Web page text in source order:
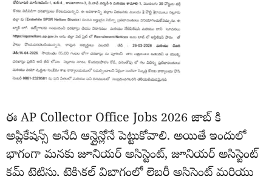
ఈ AP Collector Office Jobs 2026 జాబ్ కి
అప్లికేషన్స్ అనేది ఆన్లైన్లోనే పెట్టుకోవాలి. అయితే ఇందులో
భాగంగా మనకు జూనియర్ అసిస్టెంట్, జూనియర్ అసిస్టెంట్